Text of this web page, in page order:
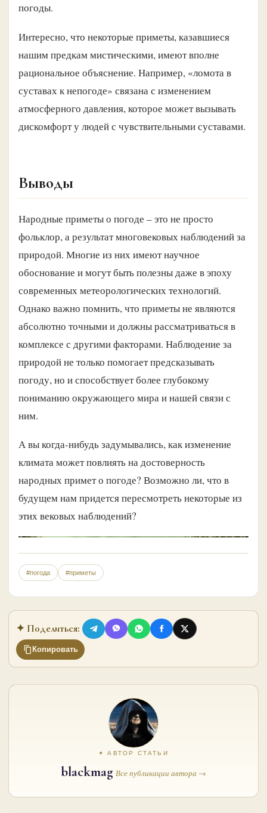
погоды.
Интересно, что некоторые приметы, казавшиеся
нашим предкам мистическими, имеют вполне
рациональное объяснение. Например, «ломота в
суставах к непогоде» связана с изменением
атмосферного давления, которое может вызывать
дискомфорт у людей с чувствительными суставами.
Выводы
Народные приметы о погоде – это не просто
фольклор, а результат многовековых наблюдений за
природой. Многие из них имеют научное
обоснование и могут быть полезны даже в эпоху
современных метеорологических технологий.
Однако важно помнить, что приметы не являются
абсолютно точными и должны рассматриваться в
комплексе с другими факторами. Наблюдение за
природой не только помогает предсказывать
погоду, но и способствует более глубокому
пониманию окружающего мира и нашей связи с
ним.
А вы когда-нибудь задумывались, как изменение
климата может повлиять на достоверность
народных примет о погоде? Возможно ли, что в
будущем нам придется пересмотреть некоторые из
этих вековых наблюдений?
#погода #приметы
✦ Поделиться:
Копировать
✦ АВТОР СТАТЬИ
blackmag Все публикации автора →